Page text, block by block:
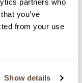
you’ve
from your use
Show details
aukční výsledky